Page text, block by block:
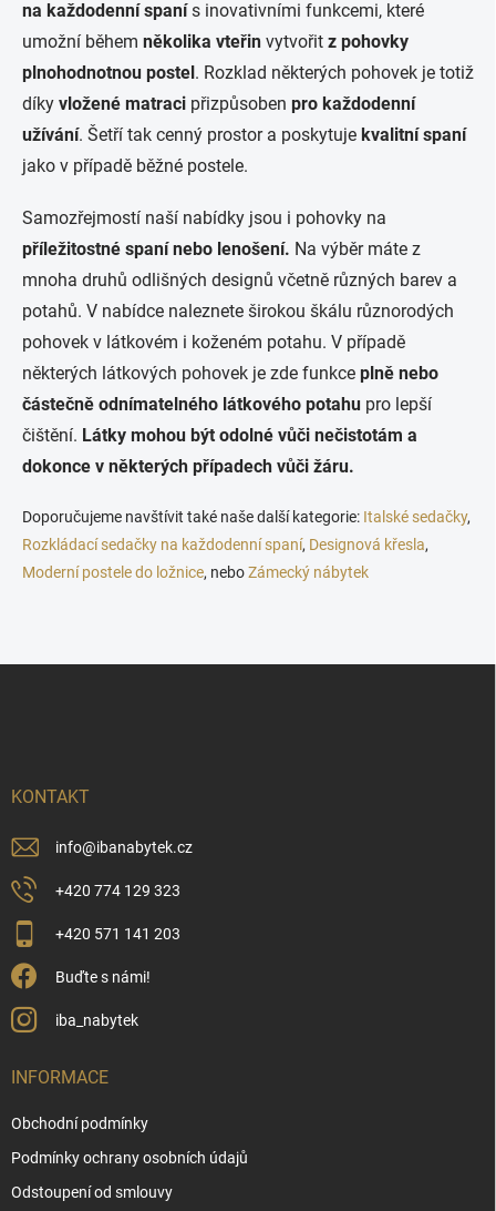
c
p
r
k
y
ý
i
s
u
na každodenní spanís inovativními funkcemi, které
umožní během několika vteřin vytvořit z pohovky
plnohodnotnou postel. Rozklad některých pohovek je totiž
díky vložené matraci přizpůsoben pro každodenní
užívání. Šetří tak cenný prostor a poskytuje kvalitní spaní
jako v případě běžné postele.
Samozřejmostí naší nabídky jsou i pohovky na
příležitostné spaní nebo lenošení. Na výběr máte z
mnoha druhů odlišných designů včetně různých barev a
potahů. V nabídce naleznete širokou škálu různorodých
pohovek v látkovém i koženém potahu. V případě
některých látkových pohovek je zde funkce plně nebo
částečně odnímatelného látkového potahu pro lepší
čištění. Látky mohou být odolné vůči nečistotám a
dokonce v některých případech vůči žáru.
Doporučujeme navštívit také naše další kategorie: Italské sedačky,
Rozkládací sedačky na každodenní spaní, Designová křesla,
Moderní postele do ložnice, neboZámecký nábytek
KONTAKT
info@ibanabytek.cz
+420 774 129 323
+420 571 141 203
Buďte s námi!
iba_nabytek
INFORMACE
Obchodní podmínky
Podmínky ochrany osobních údajů
Odstoupení od smlouvy